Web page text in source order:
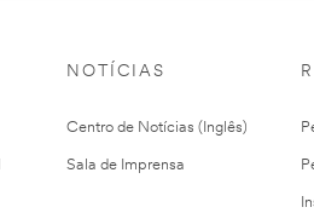
NOTÍCIAS
Centro de Notícias (Inglês)
Sala de Imprensa